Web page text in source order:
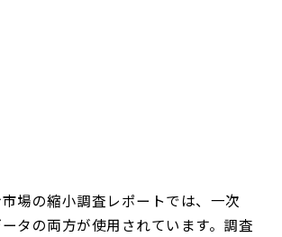
場の縮小調査レポートでは、一次
タの両方が使用されています。調査